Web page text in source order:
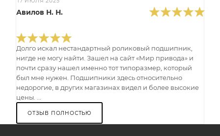
Авилов Н. Н.
Долго искал нестандартный роликовый подшипник,
нигде не могу найти. Зашел на сайт «Мир привода» и
почти сразу нашел именно тот типоразмер, который
был мне нужен. Подшипники здесь относительно
недорогие, в других магазинах видел и более высокие
цены. ...
ОТЗЫВ ПОЛНОСТЬЮ